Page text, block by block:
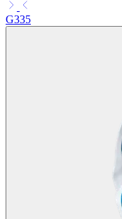
G335